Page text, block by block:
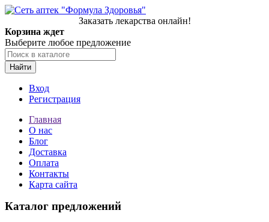
Заказать лекарства онлайн!
Корзина ждет
Выберите любое предложение
Найти
Вход
Регистрация
Главная
О нас
Блог
Доставка
Оплата
Контакты
Карта сайта
Каталог предложений